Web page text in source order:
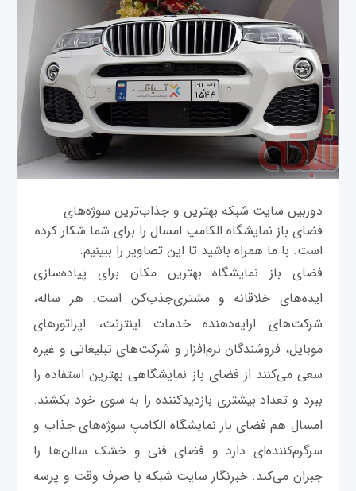
دوربین سایت شبکه بهترین و جذاب‌ترین سوژه‌های
فضای باز نمایشگاه الکامپ امسال را برای شما شکار کرده
است. با ما همراه باشید تا این تصاویر را ببینیم.
فضای باز نمایشگاه بهترین مکان برای پیاده‌سازی
ایده‌های خلاقانه و مشتری‌جذب‌کن است. هر ساله،
شرکت‌های ارایه‌دهنده خدمات اینترنت، اپراتورهای
موبایل، فروشندگان نرم‌افزار و شرکت‌های تبلیغاتی و غیره
سعی می‌کنند از فضای باز نمایشگاهی بهترین استفاده را
ببرد و تعداد بیشتری بازدیدکننده را به سوی خود بکشند.
امسال هم فضای باز نمایشگاه الکامپ سوژه‌های جذاب و
سرگرم‌کننده‌ای دارد و فضای فنی و خشک سالن‌ها را
جبران می‌کند. خبرنگار سایت شبکه با صرف وقت و پرسه